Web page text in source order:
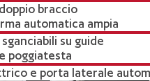
braccio
automatica ampia
su guide
poggiatesta
e porta laterale